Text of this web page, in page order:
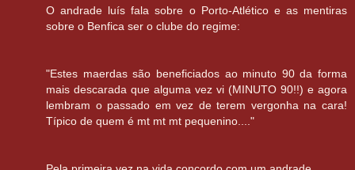
O andrade luís fala sobre o Porto-Atlético e as mentiras
sobre o Benfica ser o clube do regime:
"Estes maerdas são beneficiados ao minuto 90 da forma
mais descarada que alguma vez vi (MINUTO 90!!) e agora
lembram o passado em vez de terem vergonha na cara!
Típico de quem é mt mt mt pequenino...."